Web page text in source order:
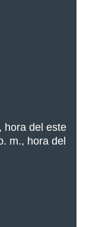
hora del este
m., hora del